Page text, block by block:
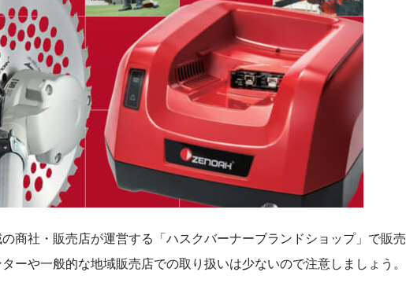
商社・販売店が運営する「ハスクバーナーブランドショップ」で販売
ーや一般的な地域販売店での取り扱いは少ないので注意しましょう。